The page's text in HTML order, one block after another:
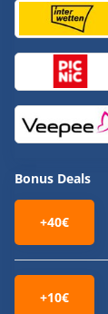
Bonus Deals
+40€
+10€